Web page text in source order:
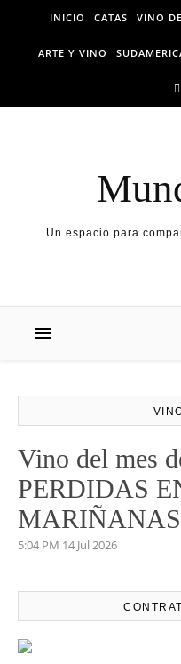
content
INICIO CATAS VINO
ARTE Y VINO
Un espacio para
Vino del mes
PERDIDAS
5:04 PM 14 Jul 2026